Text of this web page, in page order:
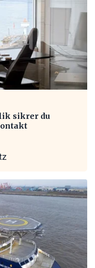
sikrer du